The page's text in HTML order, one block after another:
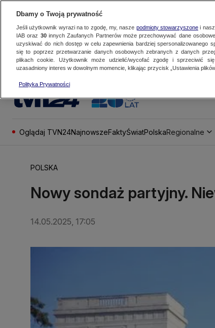
Oglądaj TVN24NajnowszeFaktyŚwiatPolskaRegionalne
POLSKA
Nowy sondaż partyjny.
14.05.2025, 17:05
Dbamy o Twoją prywatność
Jeśli użytkownik wyrazi na to zgodę, my, nasze podmioty stowarzyszonei
IAB oraz 30innych Zaufanych Partnerów może przechowywać dane
uzyskiwać do nich dostęp w celu zapewnienia bardziej spersonalizowanego
się to poprzez przetwarzanie danych osobowych zebranych z danych
plikach cookie. Użytkownik może udzielić/wycofać zgodę i sprzeciwić
uzasadniony interes w dowolnym momencie, klikając przycisk „Ustawienia
Polityka Prywatności